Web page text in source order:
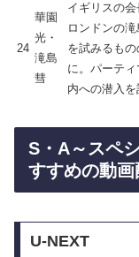
24
華園
光・
滝島
彗
イギリスの
ロンドンの
を試みるも
に。パーテ
内への潜入を
S・A～スペ
すすめの動
U-NEXT